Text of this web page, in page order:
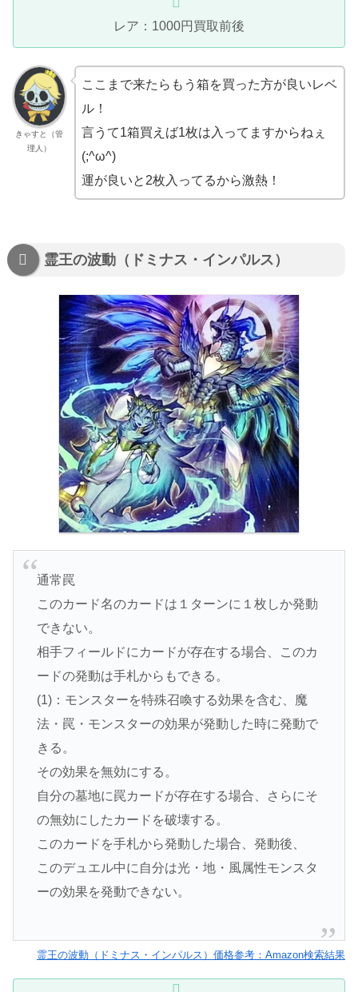
レア：1000円買取前後
きゃすと（管
理人）
ここまで来たらもう箱を買った方が良いレベ
ル！
言うて1箱買えば1枚は入ってますからねぇ
(;^ω^)
運が良いと2枚入ってるから激熱！
霊王の波動（ドミナス・インパルス）
通常罠
このカード名のカードは１ターンに１枚しか発動
できない。
相手フィールドにカードが存在する場合、このカ
ードの発動は手札からもできる。
(1)：モンスターを特殊召喚する効果を含む、魔
法・罠・モンスターの効果が発動した時に発動で
きる。
その効果を無効にする。
自分の墓地に罠カードが存在する場合、さらにそ
の無効にしたカードを破壊する。
このカードを手札から発動した場合、発動後、
このデュエル中に自分は光・地・風属性モンスタ
ーの効果を発動できない。
霊王の波動（ドミナス・インパルス）価格参考：Amazon検索結果